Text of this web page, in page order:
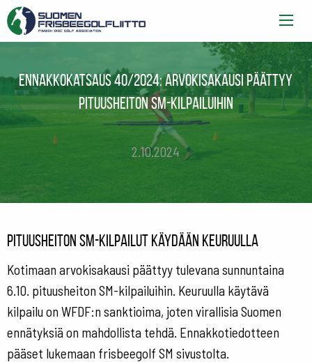
Ennakkokatsaus 40/2024: Arvokisakausi päättyy
pituusheiton SM-kilpailuihin
2.10.2024
Pituusheiton SM-kilpailut käydään Keuruulla
Kotimaan arvokisakausi päättyy tulevana sunnuntaina
6.10. pituusheiton SM-kilpailuihin. Keuruulla käytävä
kilpailu on WFDF:n sanktioima, joten virallisia Suomen
ennätyksiä on mahdollista tehdä. Ennakkotiedotteen
pääset lukemaan frisbeegolf SM sivustolta.